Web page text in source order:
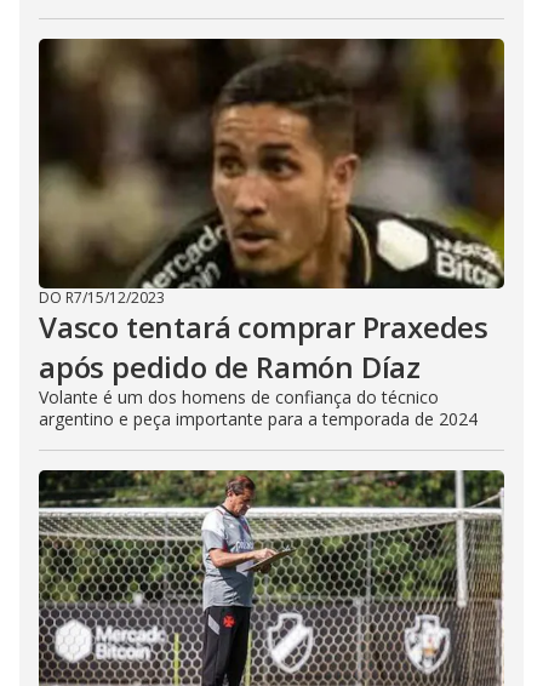
DO R7/15/12/2023
Vasco tentará comprar Praxedes
após pedido de Ramón Díaz
Volante é um dos homens de confiança do técnico
argentino e peça importante para a temporada de 2024